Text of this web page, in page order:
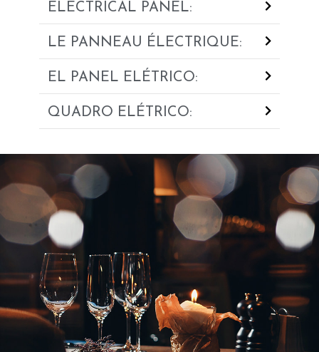
ELECTRICAL PANEL:
LE PANNEAU ÉLECTRIQUE:
EL PANEL ELÉTRICO:
QUADRO ELÉTRICO: